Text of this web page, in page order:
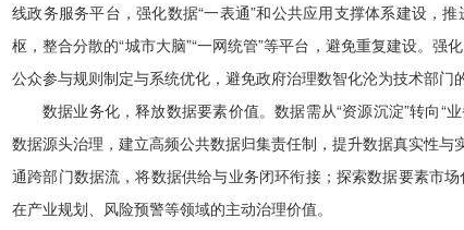
线政务服务平台，强化数据“一表通”和公共应用支撑体系建设，
枢，整合分散的“城市大脑”“一网统管”等平台，避免重复建设。强
公众参与规则制定与系统优化，避免政府治理数智化沦为技术部门的
数据业务化，释放数据要素价值。数据需从“资源沉淀”转向“
数据源头治理，建立高频公共数据归集责任制，提升数据真实性
通跨部门数据流，将数据供给与业务闭环衔接；探索数据要素市
在产业规划、风险预警等领域的主动治理价值。